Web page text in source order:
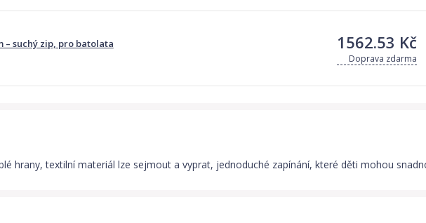
– suchý zip, pro batolata 1562.53 Kč
Doprava zdarma
hrany, textilní materiál lze sejmout a vyprat, jednoduché zapínání, které děti mohou